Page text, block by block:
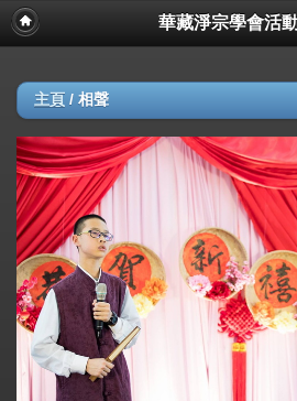
華藏淨宗學會活
主頁 / 相聲